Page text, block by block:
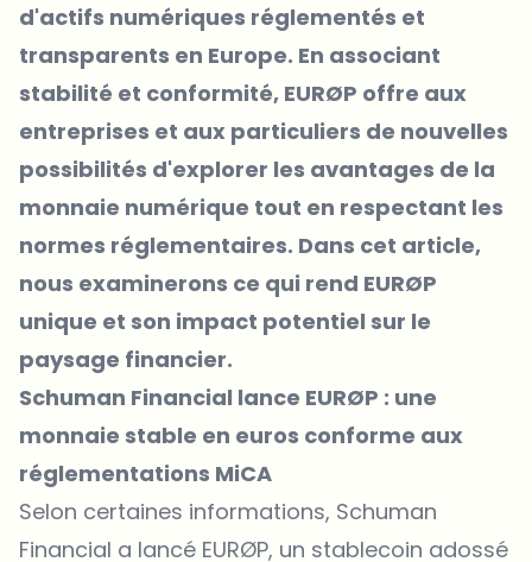
d'actifs numériques réglementés et
transparents en Europe. En associant
stabilité et conformité, EURØP offre aux
entreprises et aux particuliers de nouvelles
possibilités d'explorer les avantages de la
monnaie numérique tout en respectant les
normes réglementaires. Dans cet article,
nous examinerons ce qui rend EURØP
unique et son impact potentiel sur le
paysage financier.
Schuman Financial lance EURØP : une
monnaie stable en euros conforme aux
réglementations MiCA
Selon certaines informations, Schuman
Financial a lancé EURØP, un stablecoin adossé